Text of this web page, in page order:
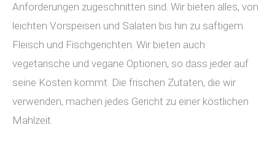
Anforderungen zugeschnitten sind. Wir bieten alles, von
leichten Vorspeisen und Salaten bis hin zu saftigem
Fleisch und Fischgerichten. Wir bieten auch
vegetarische und vegane Optionen, so dass jeder auf
seine Kosten kommt. Die frischen Zutaten, die wir
verwenden, machen jedes Gericht zu einer köstlichen
Mahlzeit.